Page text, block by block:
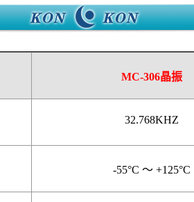
MC-306晶振
32.768KHZ
-55°C ～+125°C